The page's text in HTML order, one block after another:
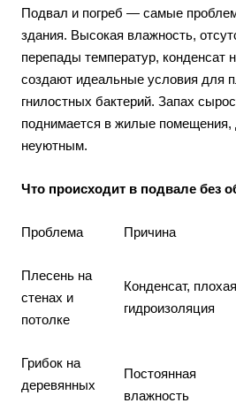
Подвал и погреб — самые
здания. Высокая влажность,
перепады температур, конденсат
создают идеальные условия для
гнилостных бактерий. Запах
поднимается в жилые помещения,
неуютным.
Что происходит в подвале без
Проблема Причина
Плесень на
стенах и
потолке
Конденсат, плохая
гидроизоляция
Грибок на
деревянных
Постоянная
влажность